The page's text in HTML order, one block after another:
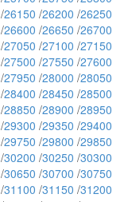
/26150 /26200 /26250
/26600 /26650 /26700
/27050 /27100 /27150
/27500 /27550 /27600
/27950 /28000 /28050
/28400 /28450 /28500
/28850 /28900 /28950
/29300 /29350 /29400
/29750 /29800 /29850
/30200 /30250 /30300
/30650 /30700 /30750
/31100 /31150 /31200